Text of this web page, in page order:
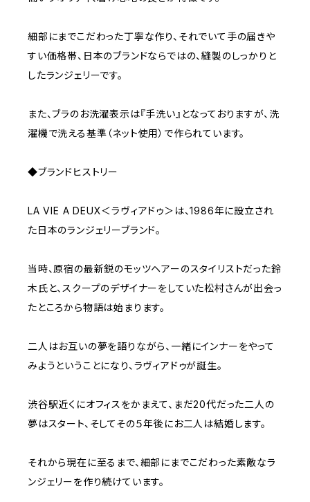
細部にまでこだわった丁寧な作り、それでいて手の届きや
すい価格帯、日本のブランドならではの、縫製のしっかりと
したランジェリーです。
また、ブラのお洗濯表示は『手洗い』となっておりますが、洗
濯機で洗える基準（ネット使用）で作られています。
◆ブランドヒストリー
LA VIE A DEUX＜ラヴィアドゥ＞は、1986年に設立され
た日本のランジェリーブランド。
当時、原宿の最新鋭のモッツヘアーのスタイリストだった鈴
木氏と、スクープのデザイナーをしていた松村さんが出会っ
たところから物語は始まります。
二人はお互いの夢を語りながら、一緒にインナーをやって
みようということになり、ラヴィアドゥが誕生。
渋谷駅近くにオフィスをかまえて、まだ20代だった二人の
夢はスタート、そしてその５年後にお二人は結婚します。
それから現在に至るまで、細部にまでこだわった素敵なラ
ンジェリーを作り続けています。